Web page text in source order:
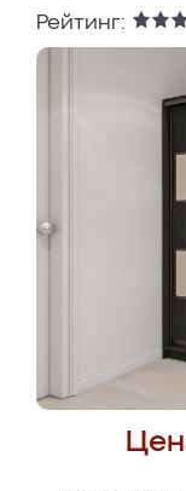
Рейтинг: